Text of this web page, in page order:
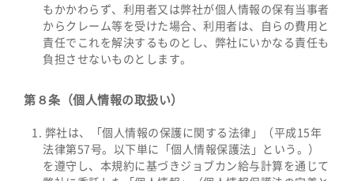
もかかわらず、利用者又は弊社が個人情報の保有当事者
からクレーム等を受けた場合、利用者は、自らの費用と
責任でこれを解決するものとし、弊社にいかなる責任も
負担させないものとします。
第８条（個人情報の取扱い）
弊社は、「個人情報の保護に関する法律」（平成15年
法律第57号。以下単に「個人情報保護法」という。）
を遵守し、本規約に基づきジョブカン給与計算を通じて